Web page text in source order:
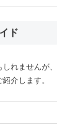
ド
れませんが、
介します。